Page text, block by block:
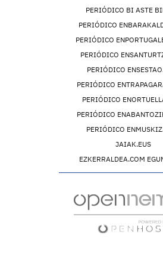
PERIÓDICO BI ASTE
PERIÓDICO
PERIÓDICO
PERIÓDICO
PERIÓDICO
PERIÓDICO
PERIÓDICO
PERIÓDICO
PERIÓDICO
JAIAK.EUS
EZKERRALDEA.COM